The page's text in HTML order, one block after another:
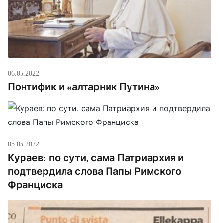
06.05.2022
Понтифик и «алтарник Путина»
05.05.2022
Кураев: по сути, сама Патриархия и
подтвердила слова Папы Римского
Франциска